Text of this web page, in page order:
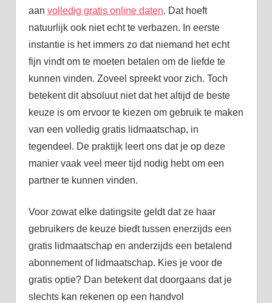
aan volledig gratis online daten. Dat hoeft
natuurlijk ook niet echt te verbazen. In eerste
instantie is het immers zo dat niemand het echt
fijn vindt om te moeten betalen om de liefde te
kunnen vinden. Zoveel spreekt voor zich. Toch
betekent dit absoluut niet dat het altijd de beste
keuze is om ervoor te kiezen om gebruik te maken
van een volledig gratis lidmaatschap, in
tegendeel. De praktijk leert ons dat je op deze
manier vaak veel meer tijd nodig hebt om een
partner te kunnen vinden.
Voor zowat elke datingsite geldt dat ze haar
gebruikers de keuze biedt tussen enerzijds een
gratis lidmaatschap en anderzijds een betalend
abonnement of lidmaatschap. Kies je voor de
gratis optie? Dan betekent dat doorgaans dat je
slechts kan rekenen op een handvol